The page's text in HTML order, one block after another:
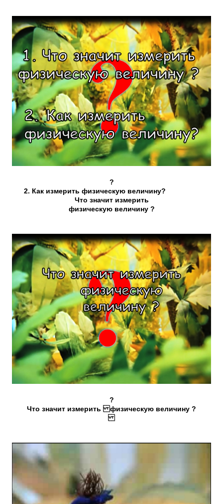
?
2. Как измерить физическую величину?
Что значит измерить
физическую величину ?
?
Что значит измерить физическую величину ?